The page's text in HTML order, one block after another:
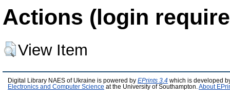
Actions (login
View Item
Digital Library NAES of Ukraine is powered by EPrints 3.4 which is developed
Electronics and Computer Science at the University of Southampton. About